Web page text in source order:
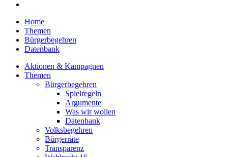
Home
Themen
Bürgerbegehren
Datenbank
Aktionen & Kampagnen
Themen
Bürgerbegehren
Spielregeln
Argumente
Was wir wollen
Datenbank
Volksbegehren
Bürgerräte
Transparenz